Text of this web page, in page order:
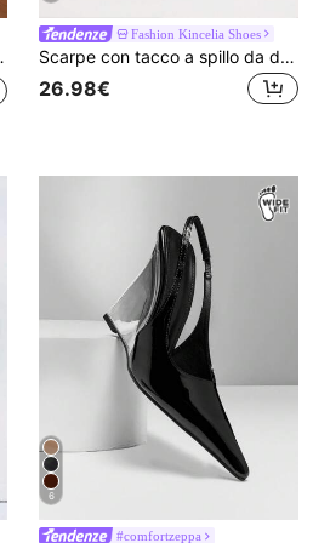
Fashion Kincelia Shoes
Scarpe con tacco a spillo da donna taglie forti, nere, con fibbia in metallo decorativa, cinturino posteriore, punta larga, adatte per uso quotidiano, banchetti, feste e moda
26.98€
6
#comfortzeppa